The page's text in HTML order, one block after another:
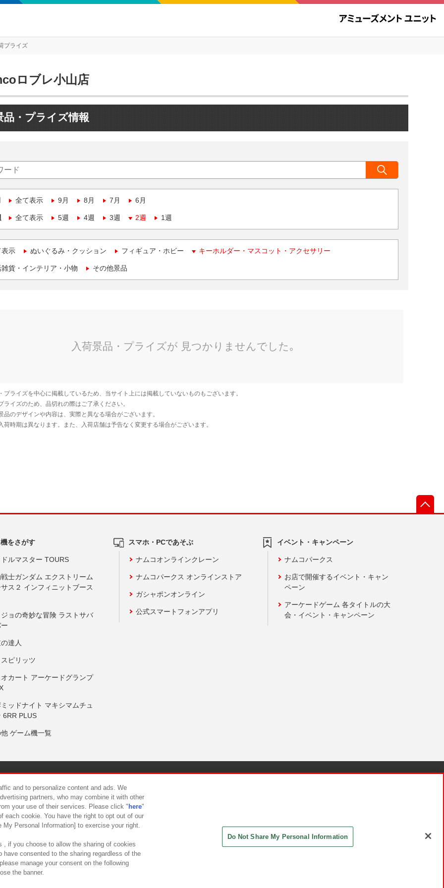
プライズ
ロブレ小山店
品・プライズ情報
全て表示 9月 8月 7月 6月
全て表示 5週 4週 3週 2週 1週
表示 ぬいぐるみ・クッション フィギュア・ホビー キーホルダー・マスコット・アクセサリー
貨・インテリア・小物 その他景品
をさがす
ルマスター TOURS
士ガンダム エクストリーム
ス２ インフィニットブース
ョの奇妙な冒険 ラストサバ
達人
ピリッツ
カート アーケードグランプ
ッドナイト マキシマムチュ
6RR PLUS
ゲーム機一覧
スマホ・PCであそぶ
ナムコオンラインクレーン
ナムコパークス オンラインストア
ガシャポンオンライン
公式スマートフォンアプリ
イベント・キャンペーン
ナムコパークス
お店で開催するイベント・キャン
ペーン
アーケードゲーム 各タイトルの大
会・イベント・キャンペーン
について カスタマーハラスメント対応方針
and to personalize content and ads. We
partners, who may combine it with other
your use of their services. Please click " here"
each cookie. You have the right to opt out of our
Personal Information] to exercise your right.
, if you choose to allow the sharing of cookies
have consented to the sharing regardless of the
manage your consent on the following
the banner.
Do Not Share My Personal Information